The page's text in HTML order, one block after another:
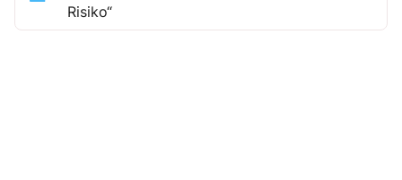
Risiko“